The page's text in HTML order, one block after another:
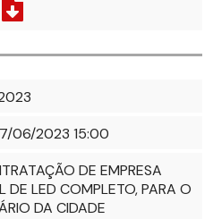
06/2023 15:00
DE EMPRESA
DE LED COMPLETO, PARA O
DA CIDADE